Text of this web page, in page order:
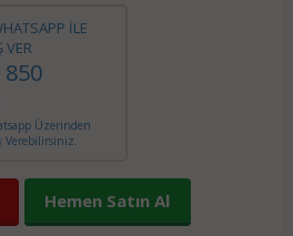
İLE
VER
850
Üzerinden
Verebilirsiniz.
Hemen Satın Al